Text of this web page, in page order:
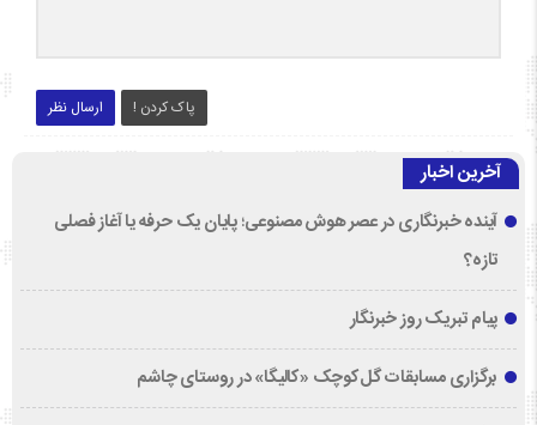
ارسال نظر پاک کردن !
آخرین اخبار
آینده خبرنگاری در عصر هوش مصنوعی؛ پایان یک حرفه یا آغاز فصلی
تازه؟
پیام تبریک روز خبرنگار
برگزاری مسابقات گل‌کوچک «کالیگا» در روستای چاشم